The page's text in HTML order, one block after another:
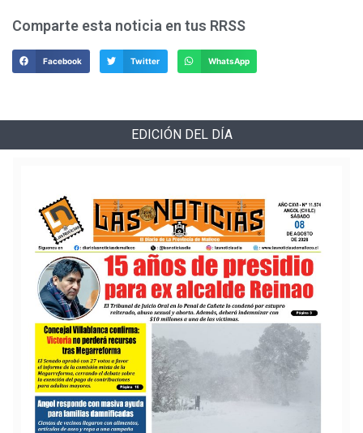
Comparte esta noticia en tus RRSS
Facebook Twitter WhatsApp
EDICIÓN DEL DÍA